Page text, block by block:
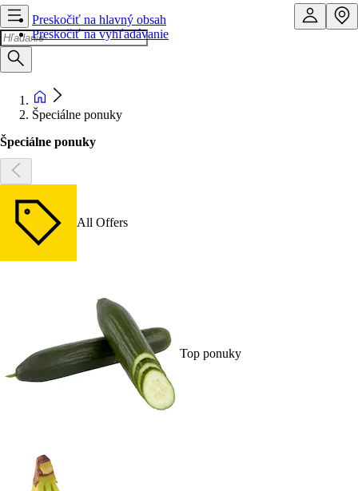
Preskočiť na hlavný obsah
Preskočiť na vyhľadávanie
Špeciálne ponuky
Špeciálne ponuky
All Offers
Top ponuky